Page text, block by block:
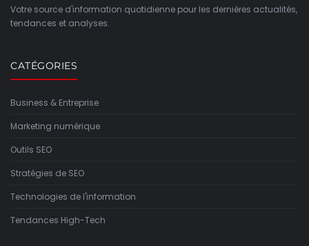
Votre source d'information quotidienne pour les dernières actualités,
tendances et analyses.
CATÉGORIES
Business & Entreprise
Marketing numérique
Outils SEO
Stratégies de SEO
Technologies de l'information
Tendances High-Tech